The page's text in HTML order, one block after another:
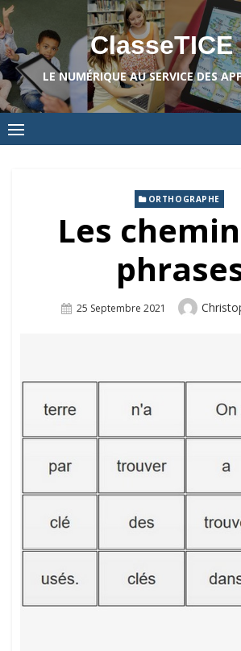
Skip
to
content
ClasseTICE
LE NUMÉRIQUE AU SERVICE DES
ORTHOGRAPHE
Les
Posted
25 Septembre 2021 Author